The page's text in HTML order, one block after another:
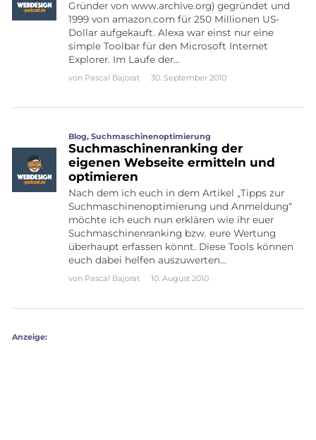
Gründer von www.archive.org) gegründet und
1999 von amazon.com für 250 Millionen US-
Dollar aufgekauft. Alexa war einst nur eine
simple Toolbar für den Microsoft Internet
Explorer. Im Laufe der…
von Pascal Bajorat 30. September 2010
Blog,Suchmaschinenoptimierung
Suchmaschinenranking der
eigenen Webseite ermitteln und
optimieren
Nach dem ich euch in dem Artikel „Tipps zur
Suchmaschinenoptimierung und Anmeldung“
möchte ich euch nun erklären wie ihr euer
Suchmaschinenranking bzw. eure Wertung
überhaupt erfassen könnt. Diese Tools können
euch dabei helfen auszuwerten…
von Pascal Bajorat 10. August 2010
Anzeige: